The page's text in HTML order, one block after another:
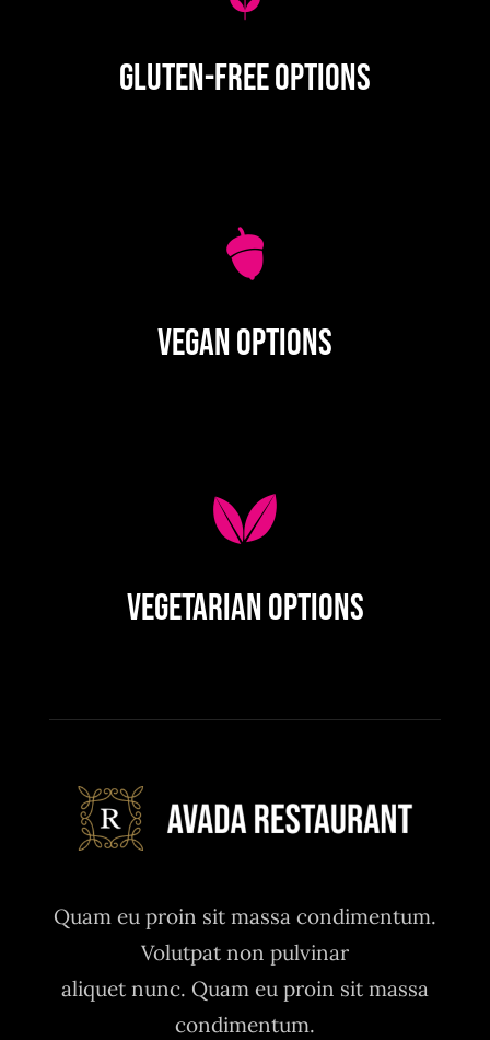
Gluten-Free Options
Vegan Options
Vegetarian Options
Quam eu proin sit massa condimentum.
Volutpat non pulvinar
aliquet nunc. Quam eu proin sit massa
condimentum.